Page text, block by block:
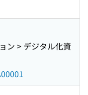
ン > デジタル化資